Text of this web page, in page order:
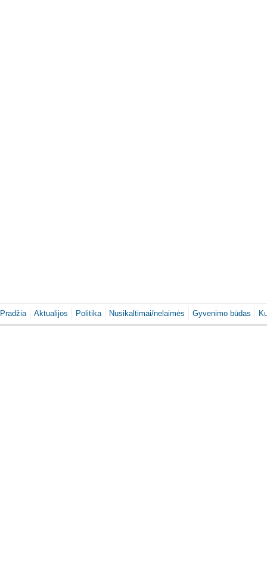
Pradžia Aktualijos Politika Nusikaltimai/nelaimės Gyvenimo būdas